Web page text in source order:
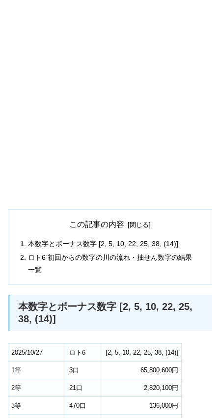
この記事の内容
本数字とボーナス数字 [2, 5, 10, 22, 25, 38, (14)]
ロト6 初回からの数字の川の流れ・抽せん数字の結果
一覧
本数字とボーナス数字 [2, 5, 10, 22, 25,
38, (14)]
2025/10/27 ロト6 [2, 5, 10, 22, 25, 38, (14)]
1等 3口 65,800,600円
2等 21口 2,820,100円
3等 470口 136,000円